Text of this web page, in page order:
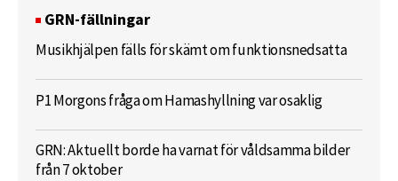
GRN-fällningar
Musikhjälpen fälls för skämt om funktionsnedsatta
P1 Morgons fråga om Hamashyllning var osaklig
GRN: Aktuellt borde ha varnat för våldsamma bilder
från 7 oktober